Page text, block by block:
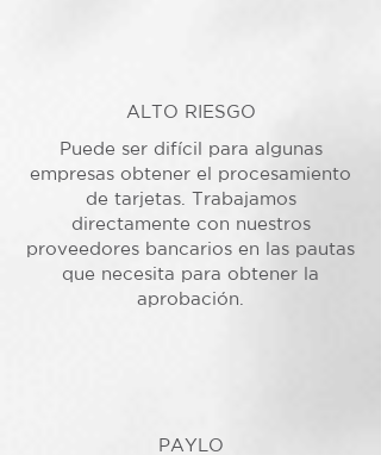
ALTO RIESGO
Puede ser difícil para algunas
empresas obtener el procesamiento
de tarjetas. Trabajamos
directamente con nuestros
proveedores bancarios en las pautas
que necesita para obtener la
aprobación.
PAYLO